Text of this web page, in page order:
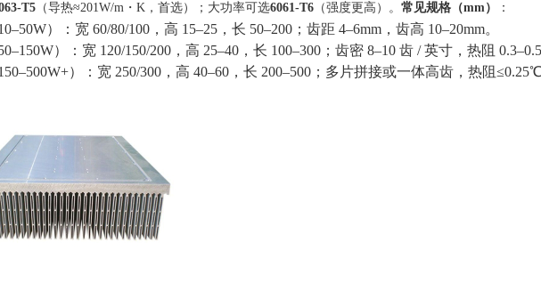
（导热≈201W/m・K，首选）；大功率可选6061‑T6 （强度更高）。 常见规格（mm） ：
）：宽 60/80/100，高 15–25，长 50–200；齿距 4–6mm，齿高 10–20mm。
）：宽 120/150/200，高 25–40，长 100–300；齿密 8–10 齿 / 英寸，热阻
）：宽 250/300，高 40–60，长 200–500；多片拼接或一体高齿，热阻